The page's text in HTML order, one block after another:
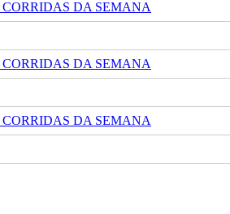
DA SEMANA
DA SEMANA
DA SEMANA